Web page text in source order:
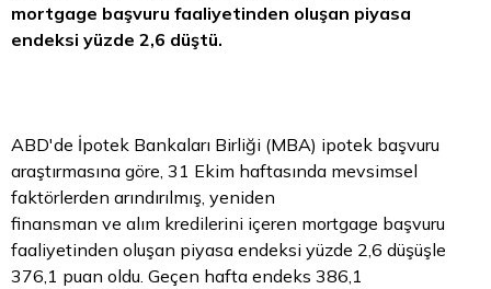
mortgage başvuru faaliyetinden oluşan piyasa
endeksi yüzde 2,6 düştü.
ABD'de İpotek Bankaları Birliği (MBA) ipotek başvuru
araştırmasına göre, 31 Ekim haftasında mevsimsel
faktörlerden arındırılmış, yeniden
finansman ve alım kredilerini içeren mortgage başvuru
faaliyetinden oluşan piyasa endeksi yüzde 2,6 düşüşle
376,1 puan oldu. Geçen hafta endeks 386,1